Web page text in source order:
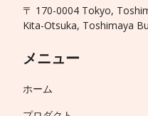
〒 170-0004 Tokyo,
Kita-Otsuka, Toshimaya
メニュー
ホーム